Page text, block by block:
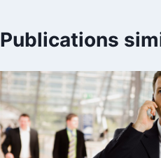
Publications